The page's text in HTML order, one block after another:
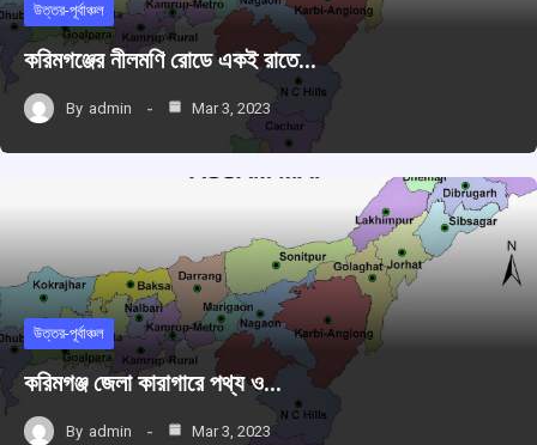
উত্তর-পূর্বাঞ্চল
করিমগঞ্জের নীলমণি রোডে একই রাতে…
By admin Mar 3, 2023
উত্তর-পূর্বাঞ্চল
করিমগঞ্জ জেলা কারাগারে পথ্য ও…
By admin Mar 3, 2023